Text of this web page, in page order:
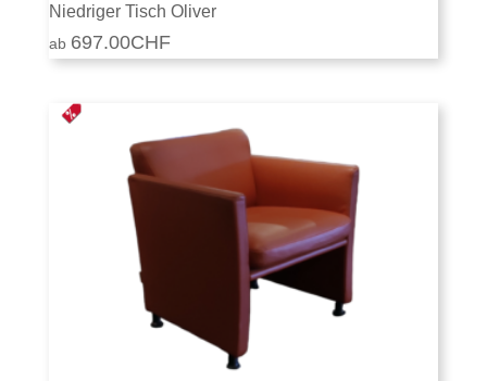
Niedriger Tisch Oliver
697.00CHF